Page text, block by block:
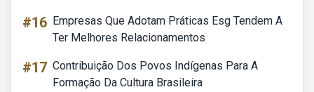
#16 Empresas Que Adotam Práticas Esg Tendem A
Ter Melhores Relacionamentos
#17 Contribuição Dos Povos Indígenas Para A
Formação Da Cultura Brasileira